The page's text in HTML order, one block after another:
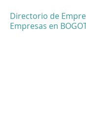
Directorio de
Empresas en